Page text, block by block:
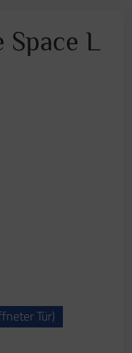
Tür)
4 Personen.
ihr euch auch
eure
und einfachen
Ort zu
oder